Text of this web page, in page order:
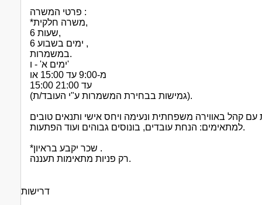
פרטי המשרה :
*משרה חלקית,
6 שעות,
6 ימים בשבוע ,
במשמרות.
ימים א' - ו'
מ-9:00 עד 15:00 או
15:00 עד 21:00
(גמישות בבחירת המשמרות ע"י העובד/ת).
למתאימים: הנחת עובדים, בונוסים גבוהים ועוד הפתעות.
*שכר יקבע בראיון .
רק פניות מתאימות תעננה.
דרישות